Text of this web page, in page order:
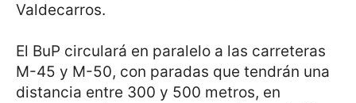
Valdecarros.
El BuP circulará en paralelo a las carreteras
M-45 y M-50, con paradas que tendrán una
distancia entre 300 y 500 metros, en